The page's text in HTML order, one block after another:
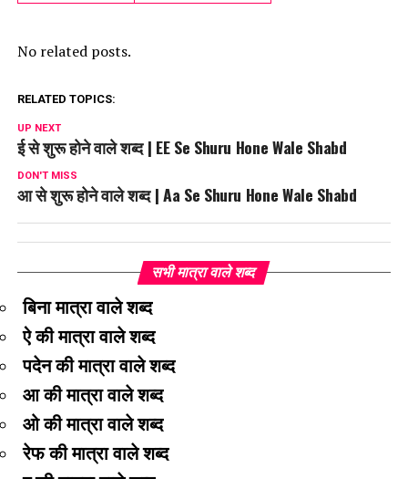
No related posts.
RELATED TOPICS:
UP NEXT
ई से शुरू होने वाले शब्द | EE Se Shuru Hone Wale Shabd
DON'T MISS
आ से शुरू होने वाले शब्द | Aa Se Shuru Hone Wale Shabd
सभी मात्रा वाले शब्द
बिना मात्रा वाले शब्द
ऐ की मात्रा वाले शब्द
पदेन की मात्रा वाले शब्द
आ की मात्रा वाले शब्द
ओ की मात्रा वाले शब्द
रेफ की मात्रा वाले शब्द